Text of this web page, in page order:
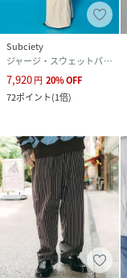
Subciety
ジャージ・スウェットパンツ
7,920円 20%OFF
72ポイント(1倍)